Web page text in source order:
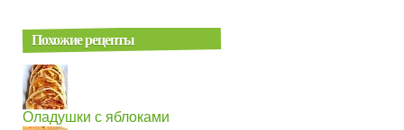
Похожие рецепты
Оладушки с яблоками